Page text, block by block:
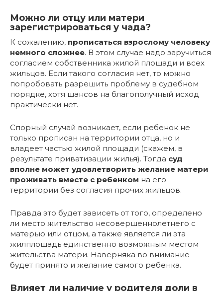
Можно ли отцу или матери
зарегистрироваться у чада?
К сожалению, прописаться взрослому человеку
немного сложнее. В этом случае надо заручиться
согласием собственника жилой площади и всех
жильцов. Если такого согласия нет, то можно
попробовать разрешить проблему в судебном
порядке, хотя шансов на благополучный исход
практически нет.
Спорный случай возникает, если ребенок не
только прописан на территории отца, но и
владеет частью жилой площади (скажем, в
результате приватизации жилья). Тогда суд
вполне может удовлетворить желание матери
проживать вместе с ребенком на его
территории без согласия прочих жильцов.
Правда это будет зависеть от того, определено
ли место жительство несовершеннолетнего с
матерью или отцом, а также является ли эта
жилплощадь единственно возможным местом
жительства матери. Наверняка во внимание
будет принято и желание самого ребенка.
Влияет ли наличие у родителя доли в